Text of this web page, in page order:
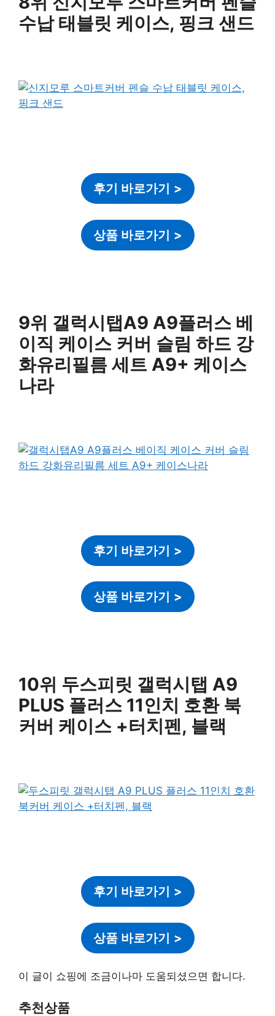
수납 태블릿 케이스, 핑크 샌드
후기 바로가기 >
상품 바로가기 >
9위 갤럭시탭A9 A9플러스 베
이직 케이스 커버 슬림 하드 강
화유리필름 세트 A9+ 케이스
나라
후기 바로가기 >
상품 바로가기 >
10위 두스피릿 갤럭시탭 A9
PLUS 플러스 11인치 호환 북
커버 케이스 +터치펜, 블랙
후기 바로가기 >
상품 바로가기 >
이 글이 쇼핑에 조금이나마 도움되셨으면 합니다.
추천상품